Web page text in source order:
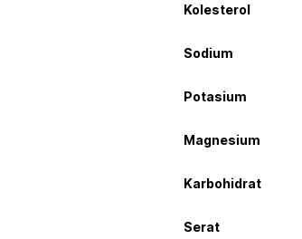
Kolesterol
Sodium
Potasium
Magnesium
Karbohidrat
Serat